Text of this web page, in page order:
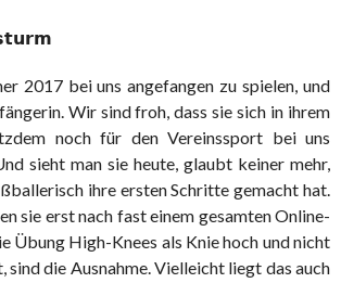
2017 bei uns angefangen zu spielen, und
Wir sind froh, dass sie sich in ihrem
noch für den Vereinssport bei uns
sieht man sie heute, glaubt keiner mehr,
ihre ersten Schritte gemacht hat.
sie erst nach fast einem gesamten Online-
Übung High-Knees als Knie hoch und nicht
sind die Ausnahme. Vielleicht liegt das auch